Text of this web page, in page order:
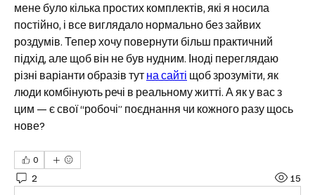
мене було кілька простих комплектів, які я носила
постійно, і все виглядало нормально без зайвих
роздумів. Тепер хочу повернути більш практичний
підхід, але щоб він не був нудним. Іноді переглядаю
різні варіанти образів тут на сайті щоб зрозуміти, як
люди комбінують речі в реальному житті. А як у вас з
цим — є свої “робочі” поєднання чи кожного разу щось
нове?
0
2 15